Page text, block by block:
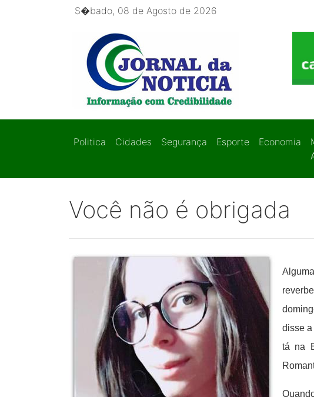
S�bado, 08 de Agosto de 2026
Politica Cidades Segurança Esporte Economia
Você não é obrigada
disse a
tá na